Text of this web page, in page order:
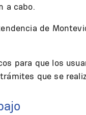
a cabo.
de
para que los
que se